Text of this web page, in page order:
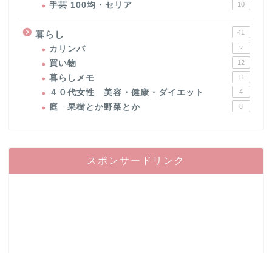
手芸 100均・セリア 10
暮らし 41
カリンバ 2
買い物 12
暮らしメモ 11
４０代女性 美容・健康・ダイエット 4
庭 果樹とか野菜とか 8
スポンサードリンク